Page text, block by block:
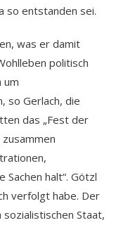
so entstanden sei.
was er damit
politisch
um
so Gerlach, die
das „Fest der
Sachen halt“. Götzl
verfolgt habe. Der
Staat,